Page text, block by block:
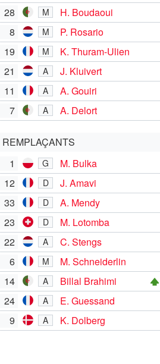
28 M H. Boudaoui
8 M P. Rosario
19 M
K. Thuram-Ulien
21
A J. Kluivert
11 A
A. Gouiri
7
A A. Delort
REMPLAÇANTS
1
G
M. Bulka
12
D J. Amavi
33 D
A. Mendy
23
D M. Lotomba
22 A
C. Stengs
6
M M. Schneiderlin
14 A Billal Brahimi
24 A E. Guessand
9 A K. Dolberg